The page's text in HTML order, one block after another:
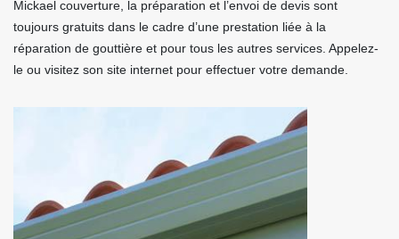
Mickael couverture, la préparation et l’envoi de devis sont
toujours gratuits dans le cadre d’une prestation liée à la
réparation de gouttière et pour tous les autres services. Appelez-
le ou visitez son site internet pour effectuer votre demande.